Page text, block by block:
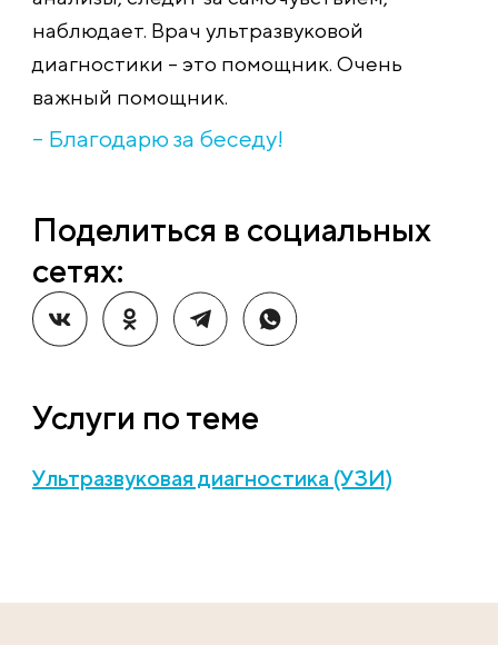
наблюдает. Врач ультразвуковой
диагностики – это помощник. Очень
важный помощник.
– Благодарю за беседу!
Поделиться в социальных
сетях:
Услуги по теме
Ультразвуковая диагностика (УЗИ)